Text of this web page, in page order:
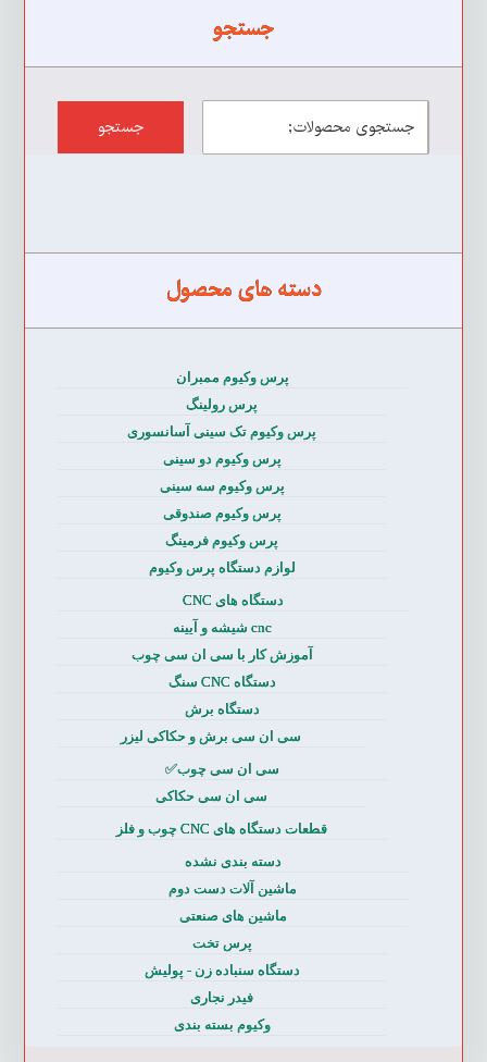
جستجو
جستجو
دسته های محصول
پرس وکیوم ممبران
پرس رولینگ
پرس وکیوم تک سینی آسانسوری
پرس وکیوم دو سینی
پرس وکیوم سه سینی
پرس وکیوم صندوقی
پرس وکیوم فرمینگ
لوازم دستگاه پرس وکیوم
دستگاه های CNC
cnc شیشه و آیینه
آموزش کار با سی ان سی چوب
دستگاه CNC سنگ
دستگاه برش
سی ان سی برش و حکاکی لیزر
سی ان سی چوب✅
سی ان سی حکاکی
قطعات دستگاه های CNC چوب و فلز
دسته بندی نشده
ماشین آلات دست دوم
ماشین های صنعتی
پرس تخت
دستگاه سنباده زن - پولیش
فیدر نجاری
وکیوم بسته بندی